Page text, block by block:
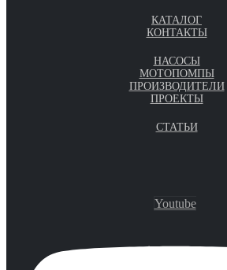
КАТАЛОГ
КОНТАКТЫ
НАСОСЫ
МОТОПОМПЫ
ПРОИЗВОДИТЕЛИ
ПРОЕКТЫ
СТАТЬИ
Youtube